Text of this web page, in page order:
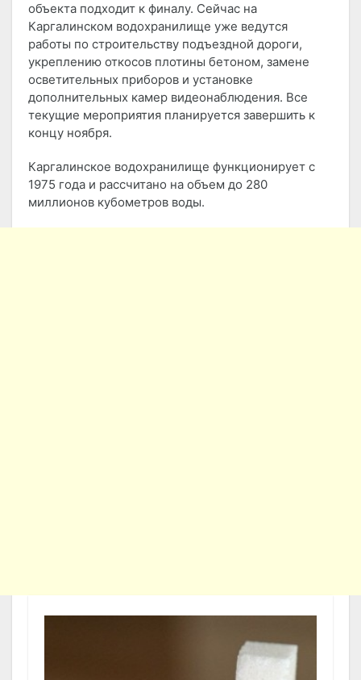
объекта подходит к финалу. Сейчас на
Каргалинском водохранилище уже ведутся
работы по строительству подъездной дороги,
укреплению откосов плотины бетоном, замене
осветительных приборов и установке
дополнительных камер видеонаблюдения. Все
текущие мероприятия планируется завершить к
концу ноября.
Каргалинское водохранилище функционирует с
1975 года и рассчитано на объем до 280
миллионов кубометров воды.